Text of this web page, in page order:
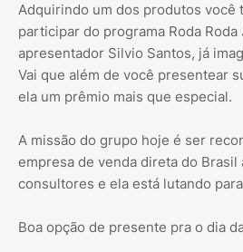
Adquirindo um dos produtos você
participar do programa Roda
apresentador Silvio Santos, já
Vai que além de você presentear
ela um prêmio mais que especial.
A missão do grupo hoje é ser
empresa de venda direta do Brasil
consultores e ela está lutando
Boa opção de presente pra o dia